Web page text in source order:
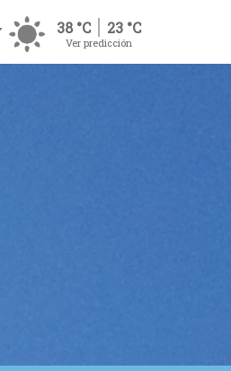
38 °C 23 °C
Ver predicción